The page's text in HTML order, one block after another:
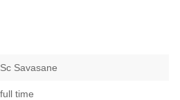
Sc Savasane
full time